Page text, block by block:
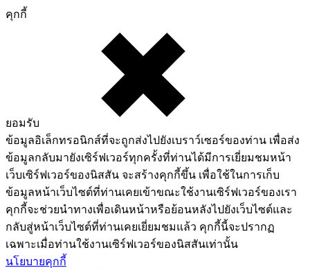
คุกกี้
ยอมรับ
ข้อมูลอิเล็กทรอนิกส์ที่จะถูกส่งไปยังเบราว์เซอร์ของท่าน เพื่อส่ง
ข้อมูลกลับมายังเซิร์ฟเวอร์ทุกครั้งที่ท่านได้มีการเยี่ยมชมหน้า
เว็บเซิร์ฟเวอร์ของนิสสัน จะสร้างคุกกี้ขึ้น เพื่อใช้ในการเก็บ
ข้อมูลหน้าเว็บไซต์ที่ท่านเคยเข้าขณะใช้งานเซิร์ฟเวอร์ของเรา
คุกกี้จะช่วยนำทางเพื่อเดินหน้าหรือย้อนหลังไปยังเว็บไซต์และ
กลับสู่หน้าเว็บไซต์ที่ท่านเคยเยี่ยมชมแล้ว คุกกี้นี้จะปรากฏ
เฉพาะเมื่อท่านใช้งานเซิร์ฟเวอร์ของนิสสันเท่านั้น
นโยบายคุกกี้